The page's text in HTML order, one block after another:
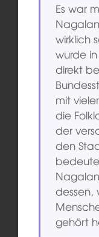
Es war
wirklich
wurde
direkt
mit
die
der
den
dessen,
gehört